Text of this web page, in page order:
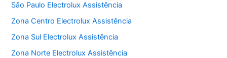
São Paulo Electrolux Assistência
Zona Centro Electrolux Assistência
Zona Sul Electrolux Assistência
Zona Norte Electrolux Assistência